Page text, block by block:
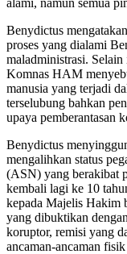
Benydictus
proses yang dialami
maladministrasi.
Komnas HAM
manusia yang terjadi
terselubung bahkan
upaya pemberantasan
Benydictus
mengalihkan status
(ASN) yang berakibat
kembali lagi ke 10
kepada Majelis Hakim
yang dibuktikan
koruptor, remisi yang
ancaman-ancaman